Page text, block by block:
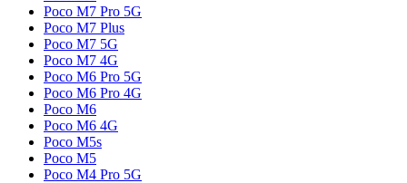
Poco M7 Pro 5G
Poco M7 Plus
Poco M7 5G
Poco M7 4G
Poco M6 Pro 5G
Poco M6 Pro 4G
Poco M6
Poco M6 4G
Poco M5s
Poco M5
Poco M4 Pro 5G